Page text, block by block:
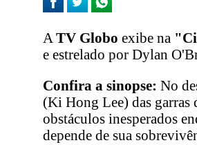
A TV Globo exibe na
e estrelado por Dylan
Confira a sinopse: No
(Ki Hong Lee) das garras
obstáculos inesperados
depende de sua